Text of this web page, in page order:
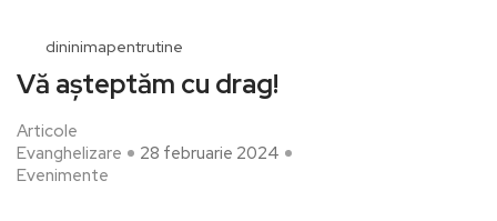
dininimapentrutine
Vă așteptăm cu drag!
Articole
Evanghelizare
Evenimente
28 februarie 2024